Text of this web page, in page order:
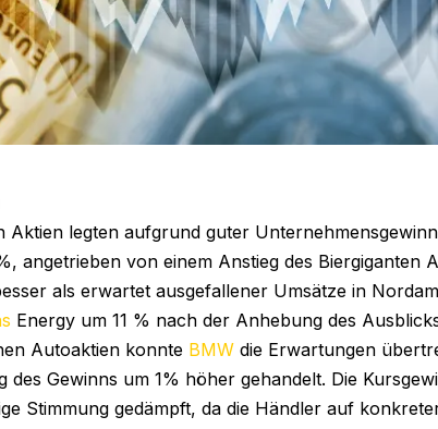
Aktien legten aufgrund guter
angetrieben von einem Anstieg des Biergiganten
als erwartet ausgefallener Umsätze in
Energy um 11 % nach der Anhebung des
Autoaktien konnte BMWdie Erwartungen
des Gewinns um 1% höher gehandelt. Die
Stimmung gedämpft, da die Händler auf